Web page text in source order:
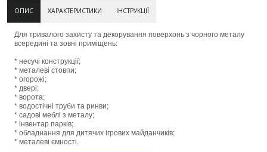
ОПИС ХАРАКТЕРИСТИКИ ІНСТРУКЦІЇ
Для тривалого захисту та декорування поверхонь з чорного металу
всередині та зовні приміщень:
* несучі конструкції;
* металеві стовпи;
* огорожі;
* двері;
* ворота;
* водостічні труби та ринви;
* садові меблі з металу;
* інвентар парків;
* обладнання для дитячих ігрових майданчиків;
* металеві ємності.